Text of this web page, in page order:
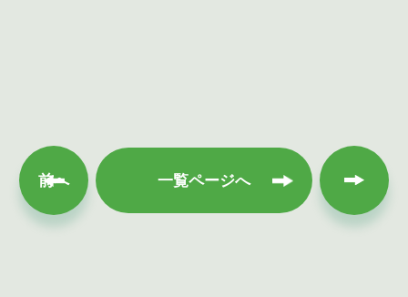
前へ 一覧ページへ
次へ